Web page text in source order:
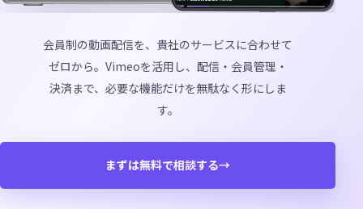
会員制の動画配信を、貴社のサービスに合わせて
ゼロから。Vimeoを活用し、配信・会員管理・
決済まで、必要な機能だけを無駄なく形にしま
す。
まずは無料で相談する→